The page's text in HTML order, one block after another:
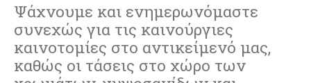
Ψάχνουμε και ενημερωνόμαστε
συνεχώς για τις καινούργιες
καινοτομίες στο αντικείμενό μας,
καθώς οι τάσεις στο χώρο των